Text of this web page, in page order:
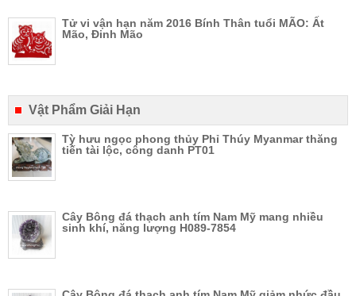
Tử vi vận hạn năm 2016 Bính Thân tuổi MÃO: Ất
Mão, Đinh Mão
Vật Phẩm Giải Hạn
Tỳ hưu ngọc phong thủy Phỉ Thúy Myanmar thăng
tiến tài lộc, công danh PT01
Cây Bông đá thạch anh tím Nam Mỹ mang nhiều
sinh khí, năng lượng H089-7854